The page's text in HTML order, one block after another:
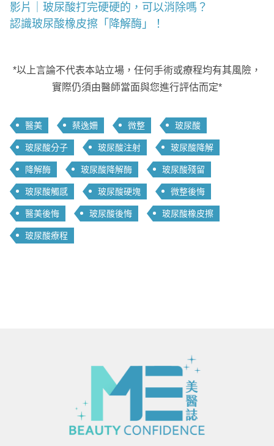
影片｜玻尿酸打完硬硬的，可以消除嗎？
認識玻尿酸橡皮擦「降解酶」！
*以上言論不代表本站立場，任何手術或療程均有其風險，
實際仍須由醫師當面與您進行評估而定*
醫美 蔡逸姍 微整 玻尿酸
玻尿酸分子 玻尿酸注射 玻尿酸降解
降解酶 玻尿酸降解酶 玻尿酸殘留
玻尿酸觸感 玻尿酸硬塊 微整後悔
醫美後悔 玻尿酸後悔 玻尿酸橡皮擦
玻尿酸療程